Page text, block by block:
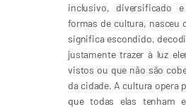
inclusivo, diversificado
formas de cultura, nasceu
significa escondido,
justamente trazer à luz
vistos ou que não são
da cidade. A cultura opera
que todas elas tenham